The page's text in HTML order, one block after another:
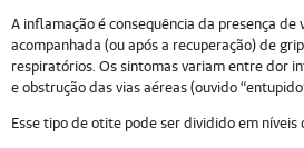
A inflamação é consequência da presença de
acompanhada (ou após a recuperação) de
respiratórios. Os sintomas variam entre dor
e obstrução das vias aéreas (ouvido
Esse tipo de otite pode ser dividido em níveis